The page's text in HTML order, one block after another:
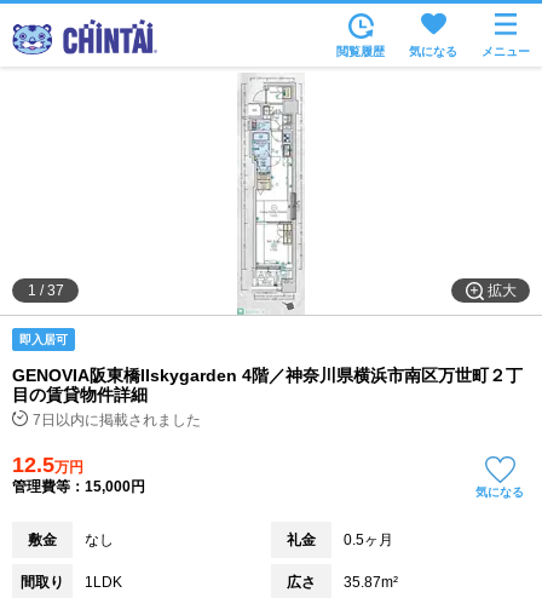
沿線・駅から
住所から
家賃相場から
通勤通学時間から
物件特集から
不動産会社から
閲覧履歴 気になる メニュー
拡大
1 /37
即入居可
GENOVIA阪東橋IIskygarden 4階／神奈川県横浜市南区万世町２丁
目の賃貸物件詳細
7日以内に掲載されました
12.5万円
管理費等：15,000円
気になる
敷金 なし 礼金 0.5ヶ月
間取り 1LDK 広さ 35.87m²